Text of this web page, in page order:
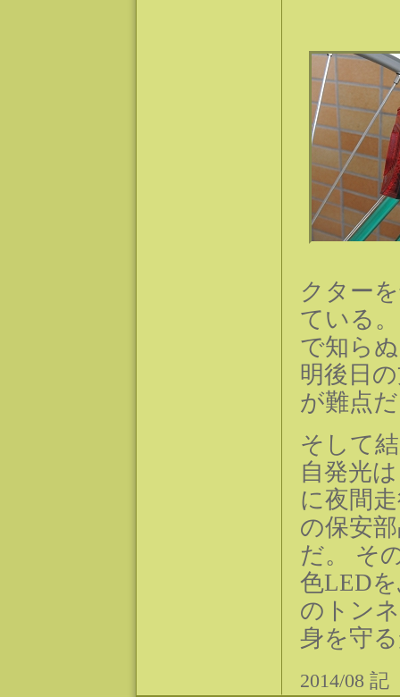
クター
ている
で知ら
明後日
が難点
そして
自発光
に夜間
の保安
だ。 そ
色LED
のトン
身を守
2014/08 記